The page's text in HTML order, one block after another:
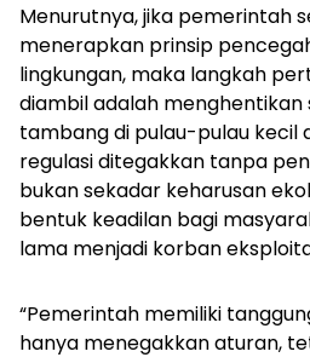
Menurutnya, jika pemerintah
menerapkan prinsip
lingkungan, maka langkah
diambil adalah menghentikan
tambang di pulau-pulau kecil
regulasi ditegakkan tanpa
bukan sekadar keharusan
bentuk keadilan bagi
lama menjadi korban
“Pemerintah memiliki
hanya menegakkan aturan,